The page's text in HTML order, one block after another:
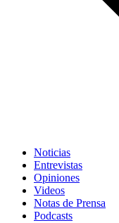
Noticias
Entrevistas
Opiniones
Videos
Notas de Prensa
Podcasts